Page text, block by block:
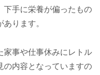
下手に栄養が偏ったもの
ります。
家事や仕事休みにレトル
の内容となっていますの